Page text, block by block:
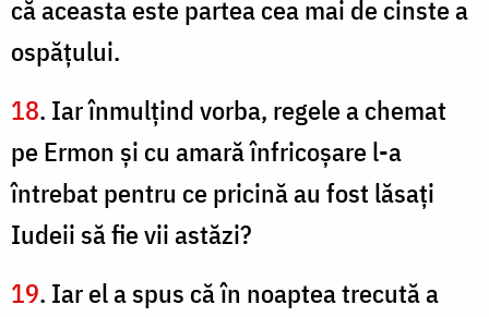
că aceasta este partea cea mai de cinste a
ospăţului.
18. Iar înmulţind vorba, regele a chemat
pe Ermon şi cu amară înfricoşare l-a
întrebat pentru ce pricină au fost lăsaţi
Iudeii să fie vii astăzi?
19. Iar el a spus că în noaptea trecută a